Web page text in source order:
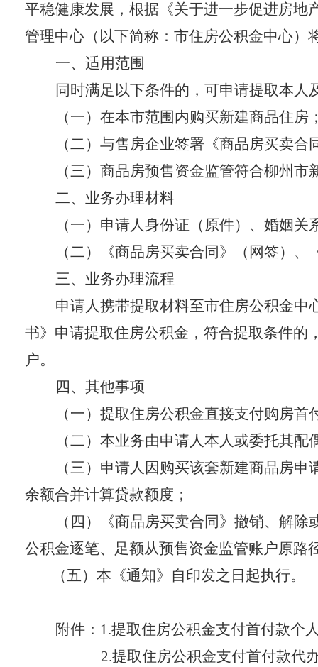
平稳健康发展，根据《关于进一步促进房地
管理中心（以下简称：市住房公积金中心
一、适用范围
同时满足以下条件的，可申请提取本
（一）在本市范围内购买新建商品住房
（二）与售房企业签署《商品房买卖合
（三）商品房预售资金监管符合柳州
二、业务办理材料
（一）申请人身份证（原件）、婚姻
（二）《商品房买卖合同》（网签）
三、业务办理流程
申请人携带提取材料至市住房公积金
书》申请提取住房公积金，符合提取条件的
户。
四、其他事项
（一）提取住房公积金直接支付购房
（二）本业务由申请人本人或委托其
（三）申请人因购买该套新建商品房
余额合并计算贷款额度；
（四）《商品房买卖合同》撤销、解
公积金逐笔、足额从预售资金监管账户原路
（五）本《通知》自印发之日起执行。
附件：1.提取住房公积金支付首付款个
2.提取住房公积金支付首付款代